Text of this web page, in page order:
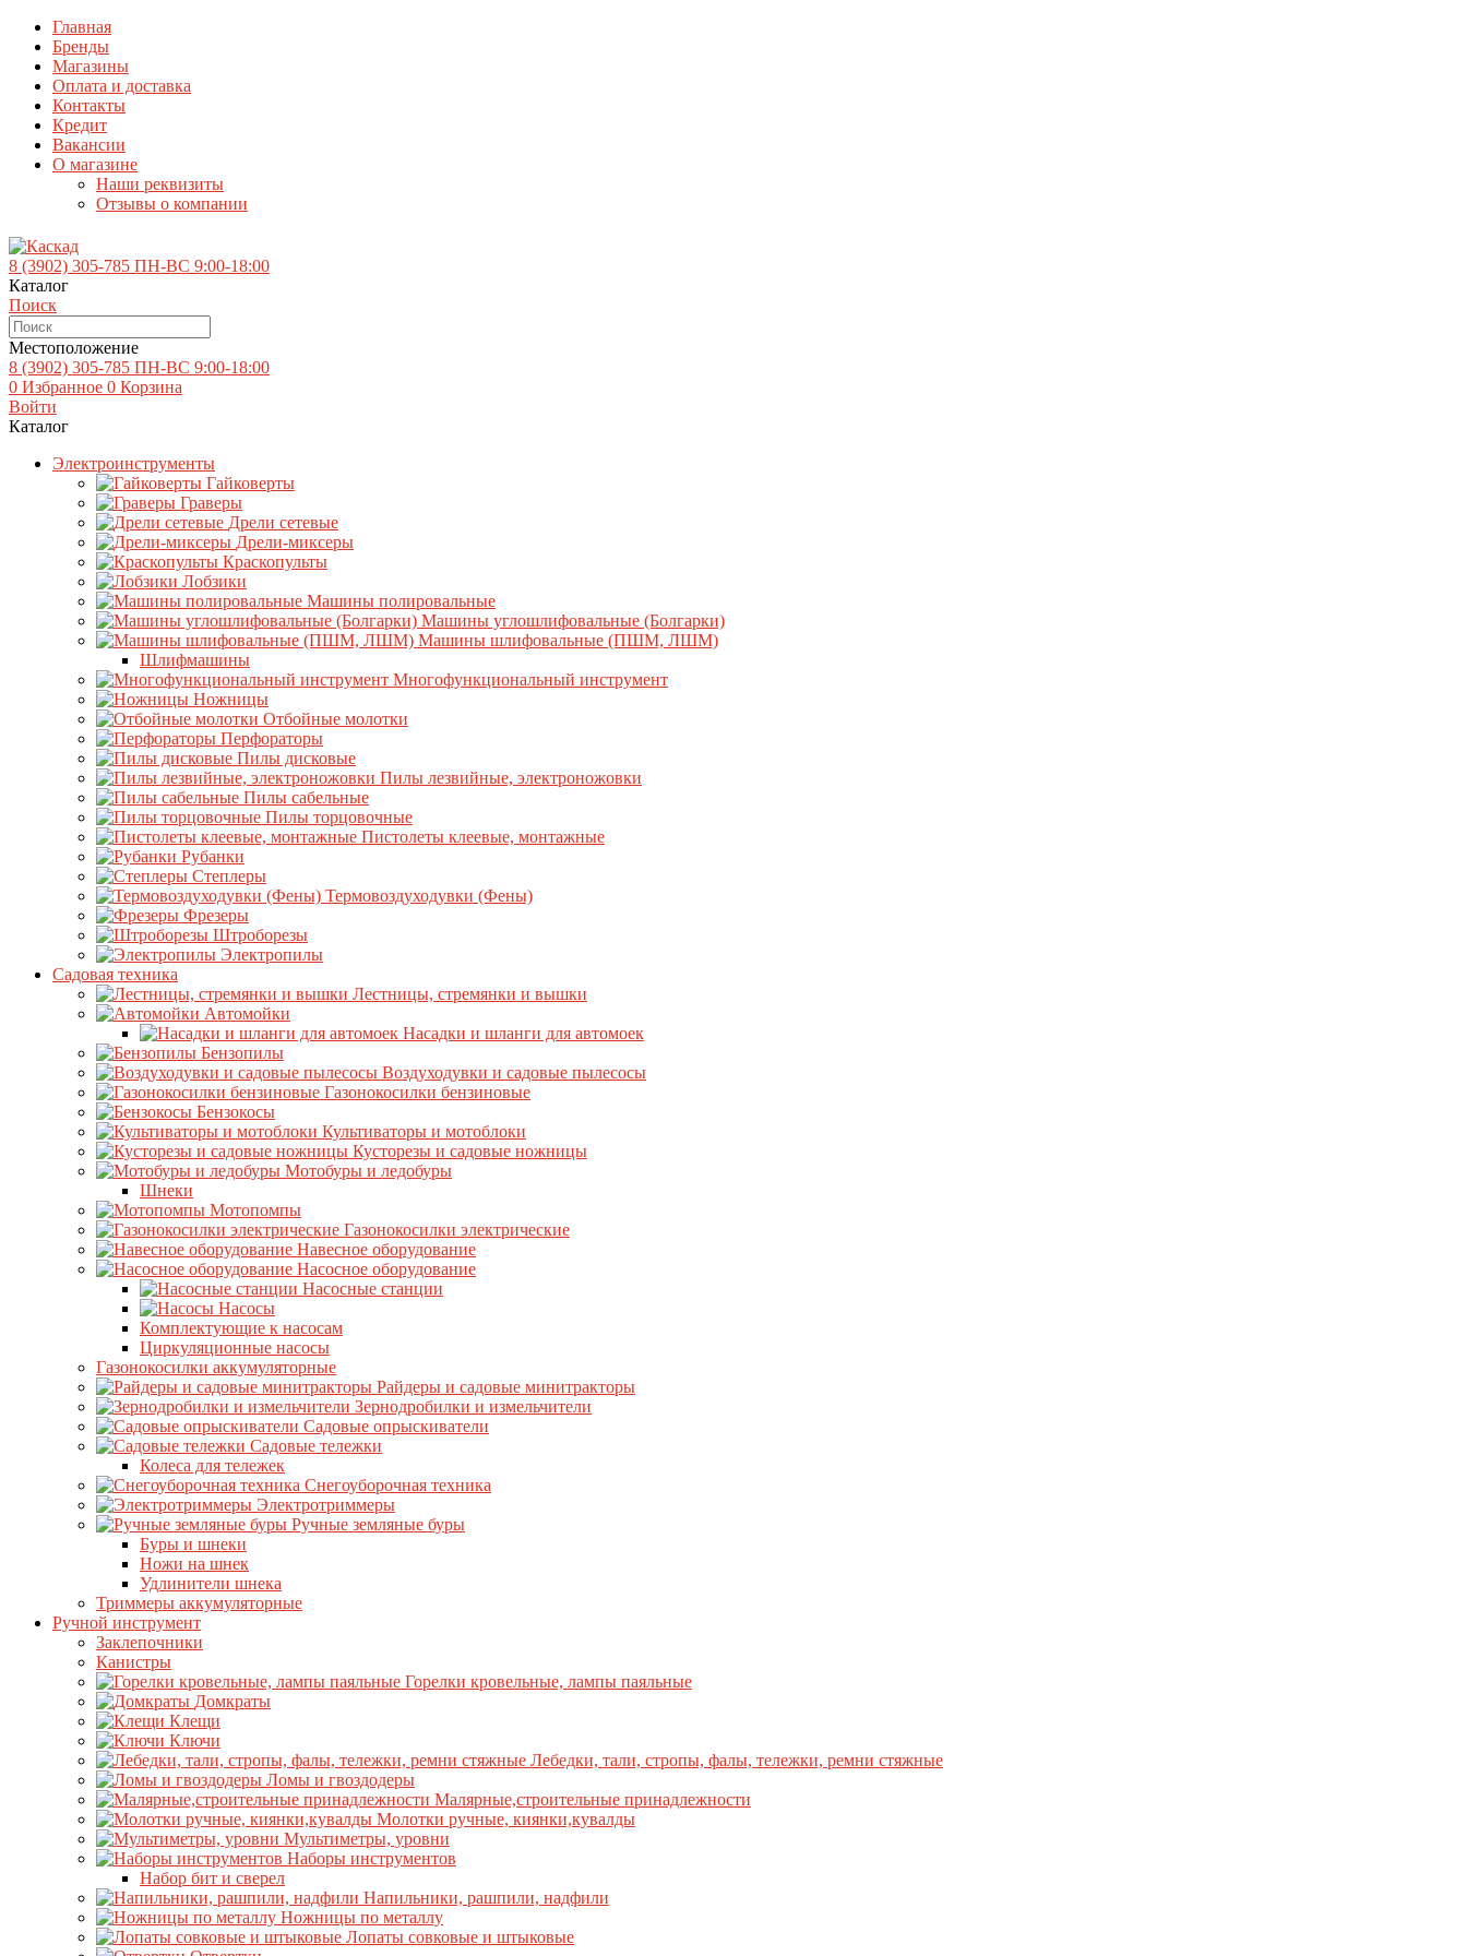
Главная
Бренды
Магазины
Оплата и доставка
Контакты
Кредит
Вакансии
О магазине
Наши реквизиты
Отзывы о компании
8 (3902) 305-785 ПН-ВС 9:00-18:00
Каталог
Поиск
Местоположение
8 (3902) 305-785 ПН-ВС 9:00-18:00
0 Избранное 0 Корзина
Войти
Каталог
Электроинструменты
Гайковерты
Граверы
Дрели сетевые
Дрели-миксеры
Краскопульты
Лобзики
Машины полировальные
Машины углошлифовальные (Болгарки)
Машины шлифовальные (ПШМ, ЛШМ)
Шлифмашины
Многофункциональный инструмент
Ножницы
Отбойные молотки
Перфораторы
Пилы дисковые
Пилы лезвийные, электроножовки
Пилы сабельные
Пилы торцовочные
Пистолеты клеевые, монтажные
Рубанки
Степлеры
Термовоздуходувки (Фены)
Фрезеры
Штроборезы
Электропилы
Садовая техника
Лестницы, стремянки и вышки
Автомойки
Насадки и шланги для автомоек
Бензопилы
Воздуходувки и садовые пылесосы
Газонокосилки бензиновые
Бензокосы
Культиваторы и мотоблоки
Кусторезы и садовые ножницы
Мотобуры и ледобуры
Шнеки
Мотопомпы
Газонокосилки электрические
Навесное оборудование
Насосное оборудование
Насосные станции
Насосы
Комплектующие к насосам
Циркуляционные насосы
Газонокосилки аккумуляторные
Райдеры и садовые минитракторы
Зернодробилки и измельчители
Садовые опрыскиватели
Садовые тележки
Колеса для тележек
Снегоуборочная техника
Электротриммеры
Ручные земляные буры
Буры и шнеки
Ножи на шнек
Удлинители шнека
Триммеры аккумуляторные
Ручной инструмент
Заклепочники
Канистры
Горелки кровельные, лампы паяльные
Домкраты
Клещи
Ключи
Лебедки, тали, стропы, фалы, тележки, ремни стяжные
Ломы и гвоздодеры
Малярные,строительные принадлежности
Молотки ручные, киянки,кувалды
Мультиметры, уровни
Наборы инструментов
Набор бит и сверел
Напильники, рашпили, надфили
Ножницы по металлу
Лопаты совковые и штыковые